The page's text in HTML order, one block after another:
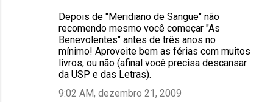
Depois de "Meridiano de Sangue" não
recomendo mesmo você começar "As
Benevolentes" antes de três anos no
mínimo! Aproveite bem as férias com muitos
livros, ou não (afinal você precisa descansar
da USP e das Letras).
9:02 AM, dezembro 21, 2009